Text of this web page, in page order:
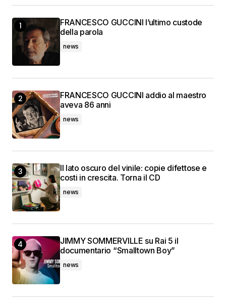
FRANCESCO GUCCINI l’ultimo custode
della parola
news
FRANCESCO GUCCINI addio al maestro
aveva 86 anni
news
Il lato oscuro del vinile: copie difettose e
costi in crescita. Torna il CD
news
JIMMY SOMMERVILLE su Rai 5 il
documentario “Smalltown Boy”
news